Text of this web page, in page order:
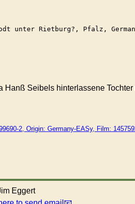
unter Rietburg?, Pfalz,
Seibels hinterlassene Tochter
2, Origin: Germany-EASy, Film:
Eggert